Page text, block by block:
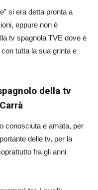
si era detta pronta a
eppure non è
tv spagnola TVE dove è
tutta la sua grinta e
della tv
conosciuta e amata, per
delle tv, per la
fra gli anni